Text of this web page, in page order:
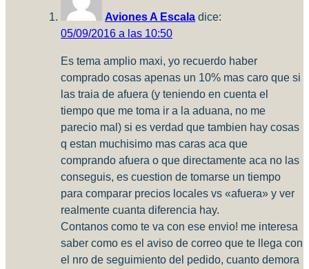
Aviones A Escala dice:
05/09/2016 a las 10:50
Es tema amplio maxi, yo recuerdo haber
comprado cosas apenas un 10% mas caro que si
las traia de afuera (y teniendo en cuenta el
tiempo que me toma ir a la aduana, no me
parecio mal) si es verdad que tambien hay cosas
q estan muchisimo mas caras aca que
comprando afuera o que directamente aca no las
conseguis, es cuestion de tomarse un tiempo
para comparar precios locales vs «afuera» y ver
realmente cuanta diferencia hay.
Contanos como te va con ese envio! me interesa
saber como es el aviso de correo que te llega con
el nro de seguimiento del pedido, cuanto demora